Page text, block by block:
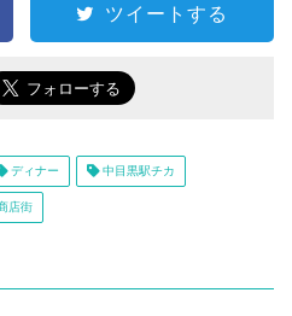
ツイートする
ディナー 中目黒駅チカ
店街